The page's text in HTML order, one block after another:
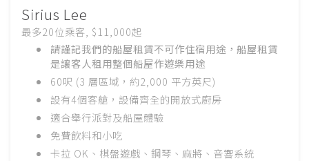
Sirius Lee
最多20位乘客, $11,000起
請謹記我們的船屋租賃不可作住宿用途，船屋租賃
是讓客人租用整個船屋作遊樂用途
60呎 (3 層區域，約2,000 平方英尺)
設有4個客艙，設備齊全的開放式廚房
適合舉行派對及船屋體驗
免費飲料和小吃
卡拉 OK、棋盤遊戲、鋼琴、麻將、音響系統